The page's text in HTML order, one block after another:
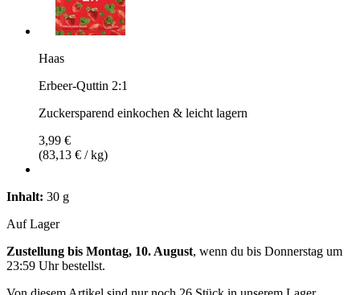
Haas
Erbeer-Quttin 2:1
Zuckersparend einkochen & leicht lagern
3,99 €
(83,13 € / kg)
Inhalt: 30 g
Auf Lager
Zustellung bis Montag, 10. August, wenn du bis Donnerstag um
23:59 Uhrbestellst.